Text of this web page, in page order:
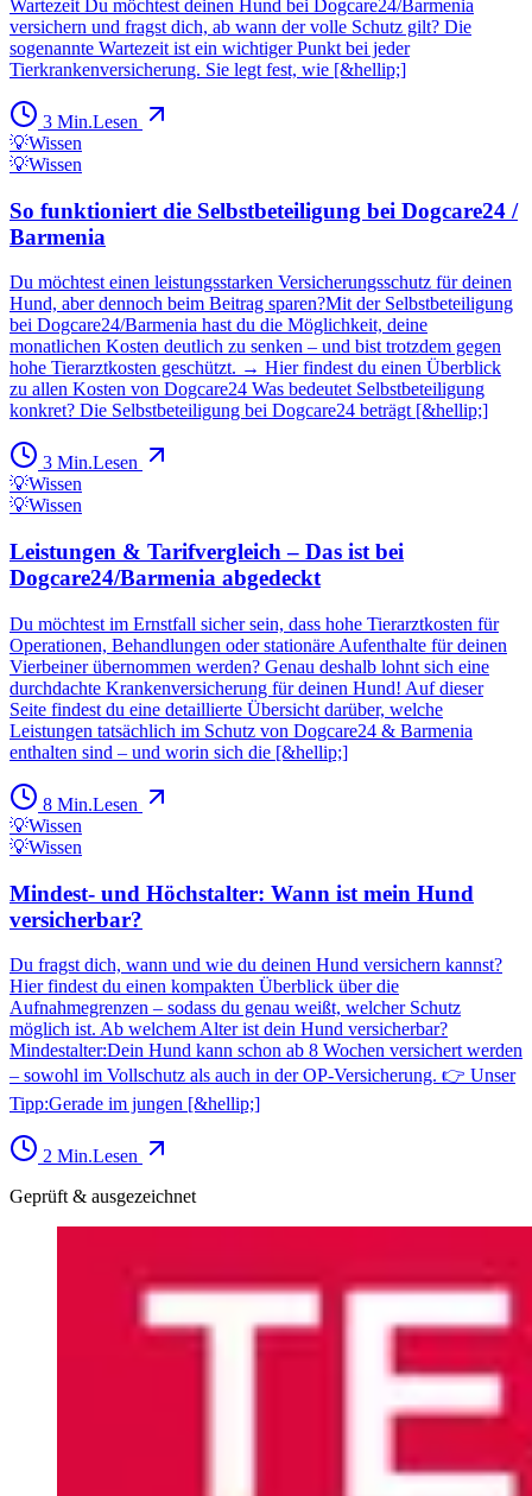
Wartezeit Du möchtest deinen Hund bei Dogcare24/Barmenia
versichern und fragst dich, ab wann der volle Schutz gilt? Die
sogenannte Wartezeit ist ein wichtiger Punkt bei jeder
Tierkrankenversicherung. Sie legt fest, wie [&hellip;]
3 Min.Lesen
💡Wissen
💡Wissen
So funktioniert die Selbstbeteiligung bei Dogcare24 /
Barmenia
Du möchtest einen leistungsstarken Versicherungsschutz für deinen
Hund, aber dennoch beim Beitrag sparen?Mit der Selbstbeteiligung
bei Dogcare24/Barmenia hast du die Möglichkeit, deine
monatlichen Kosten deutlich zu senken – und bist trotzdem gegen
hohe Tierarztkosten geschützt. → Hier findest du einen Überblick
zu allen Kosten von Dogcare24 Was bedeutet Selbstbeteiligung
konkret? Die Selbstbeteiligung bei Dogcare24 beträgt [&hellip;]
3 Min.Lesen
💡Wissen
💡Wissen
Leistungen & Tarifvergleich – Das ist bei
Dogcare24/Barmenia abgedeckt
Du möchtest im Ernstfall sicher sein, dass hohe Tierarztkosten für
Operationen, Behandlungen oder stationäre Aufenthalte für deinen
Vierbeiner übernommen werden? Genau deshalb lohnt sich eine
durchdachte Krankenversicherung für deinen Hund! Auf dieser
Seite findest du eine detaillierte Übersicht darüber, welche
Leistungen tatsächlich im Schutz von Dogcare24 & Barmenia
enthalten sind – und worin sich die [&hellip;]
8 Min.Lesen
💡Wissen
💡Wissen
Mindest- und Höchstalter: Wann ist mein Hund
versicherbar?
Du fragst dich, wann und wie du deinen Hund versichern kannst?
Hier findest du einen kompakten Überblick über die
Aufnahmegrenzen – sodass du genau weißt, welcher Schutz
möglich ist. Ab welchem Alter ist dein Hund versicherbar?
Mindestalter:Dein Hund kann schon ab 8 Wochen versichert werden
– sowohl im Vollschutz als auch in der OP-Versicherung. 👉 Unser
Tipp:Gerade im jungen [&hellip;]
2 Min.Lesen
Geprüft & ausgezeichnet